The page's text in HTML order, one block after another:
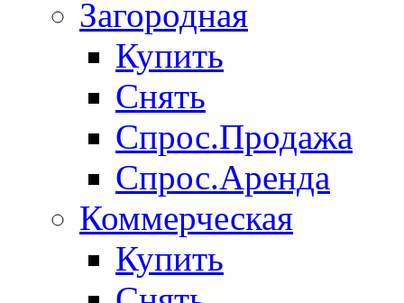
Загородная
Купить
Снять
Спрос.Продажа
Спрос.Аренда
Коммерческая
Купить